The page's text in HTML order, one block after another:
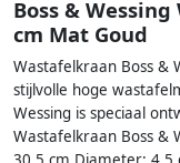
Boss &
cm Mat Goud
Wastafelkraan Boss &
stijlvolle hoge
Wessing is speciaal
Wastafelkraan Boss &